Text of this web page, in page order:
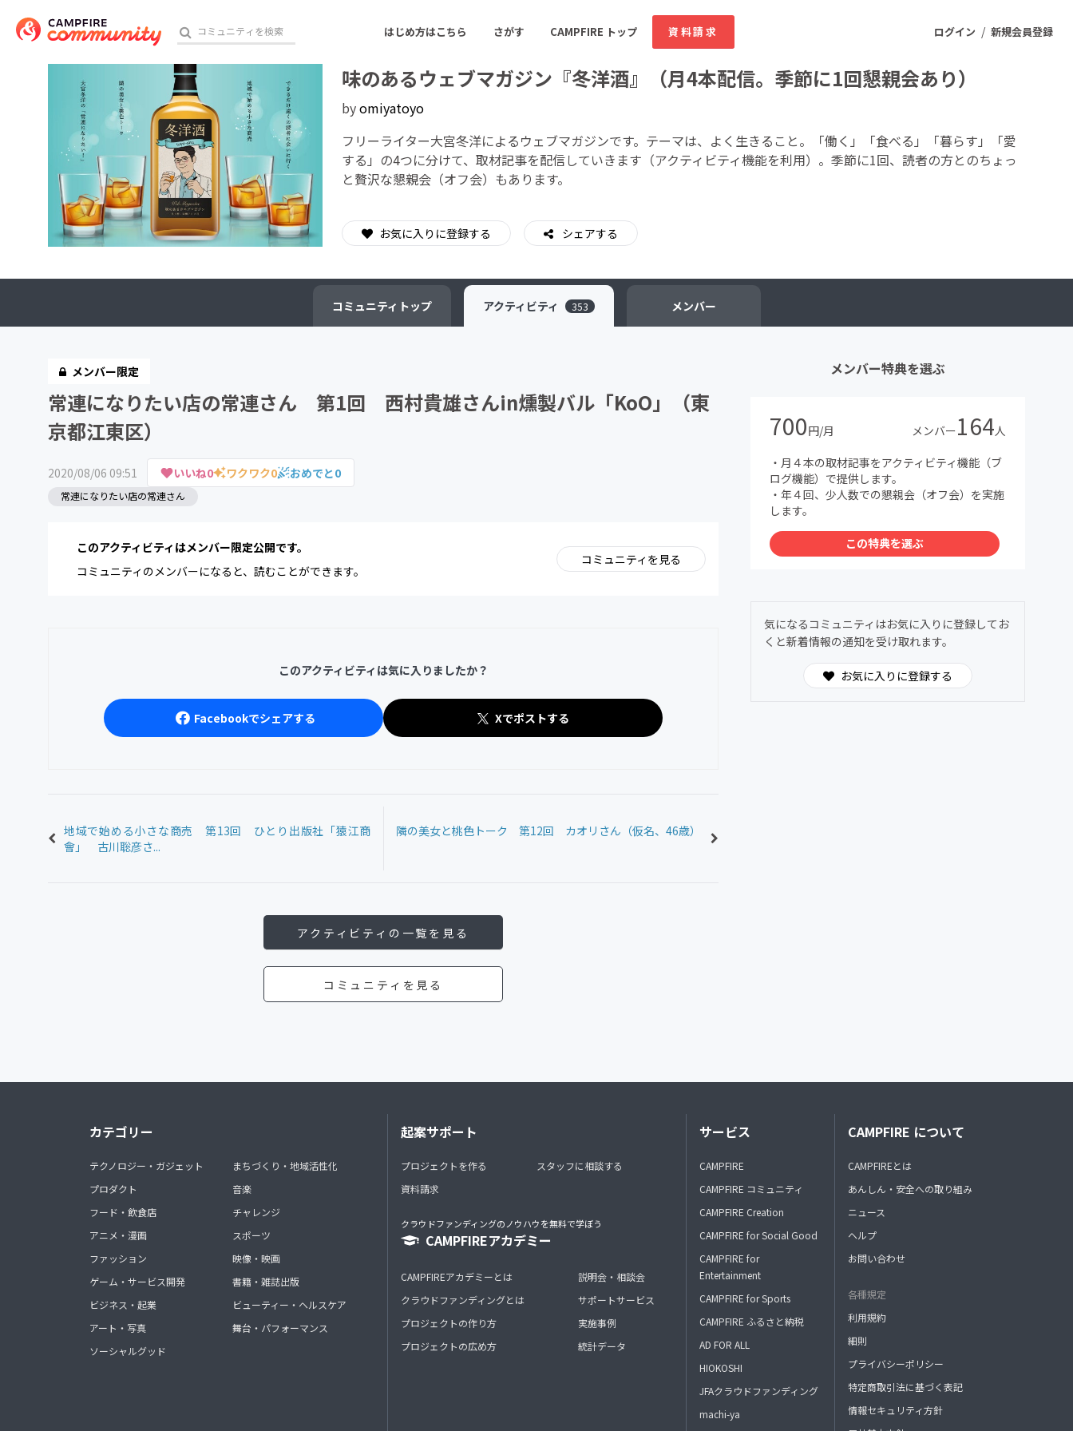
ログイン / 新規会員登録
はじめ方はこちら さがす CAMPFIRE トップ 資料請求
おすすめのコミュニティ 人気のコミュニティ 新着のコミュニティ
アート・写真
テクノロジー・ガジェット
ゲーム・サービス開発 フード・飲食店
ソーシャルグッド ビューティー・ヘルスケア
チャレンジ
味のあるウェブマガジン『冬洋酒』（月4本配信。季節に1回懇親会あり）
byomiyatoyo
フリーライター大宮冬洋によるウェブマガジンです。テーマは、よく生きること。「働く」「食べる」「暮らす」「愛
する」の4つに分けて、取材記事を配信していきます（アクティビティ機能を利用）。季節に1回、読者の方とのちょっ
と贅沢な懇親会（オフ会）もあります。
お気に入りに登録する シェアする
コミュニティ トップ アクティビティ 353 メンバー
メンバー限定
常連になりたい店の常連さん 第1回 西村貴雄さんin燻製バル「KoO」（東
京都江東区）
2020/08/06 09:51 いいね0 ワクワク0 おめでと0
常連になりたい店の常連さん
このアクティビティはメンバー限定公開です。
コミュニティのメンバーになると、読むことができます。
コミュニティを見る
このアクティビティは気に入りましたか？
Facebookでシェアする Xでポストする
地域で始める小さな商売 第13回 ひとり出版社「猿江商
會」 古川聡彦さ...
隣の美女と桃色トーク 第12回 カオリさん（仮名、46歳）
アクティビティの一覧を見る
コミュニティを見る
メンバー特典を選ぶ
700円/月 メンバー164人
・月４本の取材記事をアクティビティ機能（ブ
ログ機能）で提供します。
・年４回、少人数での懇親会（オフ会）を実施
します。
この特典を選ぶ
気になるコミュニティはお気に入りに登録してお
くと新着情報の通知を受け取れます。
お気に入りに登録する
カテゴリー
テクノロジー・ガジェット
プロダクト
フード・飲食店
アニメ・漫画
ファッション
ゲーム・サービス開発
ビジネス・起業
アート・写真
ソーシャルグッド
まちづくり・地域活性化
音楽
チャレンジ
スポーツ
映像・映画
書籍・雑誌出版
ビューティー・ヘルスケア
舞台・パフォーマンス
起案サポート
プロジェクトを作る
資料請求
スタッフに相談する
クラウドファンディングのノウハウを無料で学ぼう
CAMPFIREアカデミー
CAMPFIREアカデミーとは
クラウドファンディングとは
プロジェクトの作り方
プロジェクトの広め方
説明会・相談会
サポートサービス
実施事例
統計データ
サービス
CAMPFIRE
CAMPFIRE コミュニティ
CAMPFIRE Creation
CAMPFIRE for Social Good
CAMPFIRE for
Entertainment
CAMPFIRE for Sports
CAMPFIRE ふるさと納税
AD FOR ALL
HIOKOSHI
JFAクラウドファンディング
machi-ya
CAMPFIRE について
CAMPFIREとは
あんしん・安全への取り組み
ニュース
ヘルプ
お問い合わせ
各種規定
利用規約
細則
プライバシーポリシー
特定商取引法に基づく表記
情報セキュリティ方針